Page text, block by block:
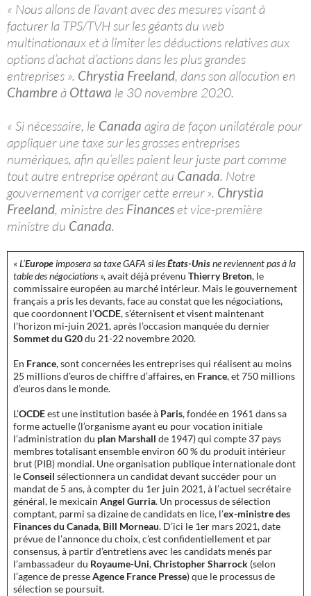
« Nous allons de l’avant avec des mesures visant à
facturer la TPS/TVH sur les géants du web
multinationaux et à limiter les déductions relatives aux
options d’achat d’actions dans les plus grandes
entreprises ». Chrystia Freeland, dans son allocution en
Chambreà Ottawa le 30 novembre 2020.
« Si nécessaire, le Canada agira de façon unilatérale pour
appliquer une taxe sur les grosses entreprises
numériques, afin qu’elles paient leur juste part comme
tout autre entreprise opérant au Canada. Notre
gouvernement va corriger cette erreur ». Chrystia
Freeland, ministre des Financeset vice-première
ministre du Canada.
«L’Europeimposera sa taxe GAFA si lesÉtats-Unisne reviennent pas à la
table des négociations », avait déjà prévenu Thierry Breton, le
commissaire européen au marché intérieur. Mais le gouvernement
français a pris les devants, face au constat que les négociations,
que coordonnent l’OCDE, s’éternisent et visent maintenant
l’horizon mi-juin 2021, après l’occasion manquée du dernier
Sommet du G20du 21-22 novembre 2020.
En France, sont concernées les entreprises qui réalisent au moins
25 millions d’euros de chiffre d’affaires, en France, et 750 millions
d’euros dans le monde.
L’OCDEest une institution basée à Paris, fondée en 1961 dans sa
forme actuelle (l’organisme ayant eu pour vocation initiale
l’administration du plan Marshall de 1947) qui compte 37 pays
membres totalisant ensemble environ 60 % du produit intérieur
brut (PIB) mondial. Une organisation publique internationale dont
leConseil sélectionnera un candidat devant succéder pour un
mandat de 5 ans, à compter du 1er juin 2021, à l’actuel secrétaire
général, le mexicain Angel Gurria. Un processus de sélection
comptant, parmi sa dizaine de candidats en lice, l’ex-ministre des
Finances du Canada, Bill Morneau. D’ici le 1er mars 2021, date
prévue de l’annonce du choix, c’est confidentiellement et par
consensus, à partir d’entretiens avec les candidats menés par
l’ambassadeur du Royaume-Uni,Christopher Sharrock (selon
l’agence de presseAgence France Presse) que le processus de
sélection se poursuit.